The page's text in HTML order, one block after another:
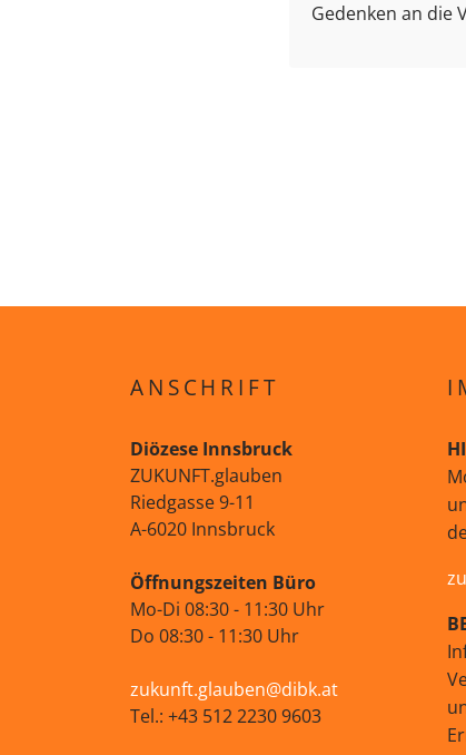
Gedenken an die
ANSCHRIFT
Diözese Innsbruck
ZUKUNFT.glauben
Riedgasse 9-11
A-6020 Innsbruck
Öffnungszeiten Büro
Mo-Di 08:30 - 11:30 Uhr
Do 08:30 - 11:30 Uhr
zukunft.glauben@dibk.at
Tel.: +43 512 2230 9603